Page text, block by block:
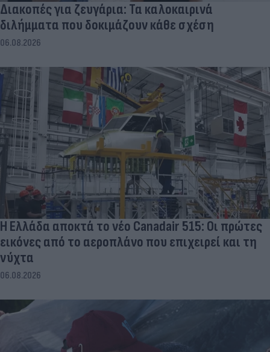
Διακοπές για ζευγάρια: Τα καλοκαιρινά
διλήμματα που δοκιμάζουν κάθε σχέση
06.08.2026
Η Ελλάδα αποκτά το νέο Canadair 515: Οι πρώτες
εικόνες από το αεροπλάνο που επιχειρεί και τη
νύχτα
06.08.2026